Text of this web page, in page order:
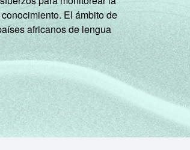
El ámbito de
africanos de lengua